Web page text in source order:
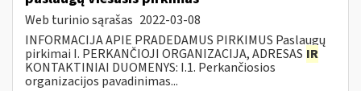
Web turinio sąrašas 2022-03-08
INFORMACIJA APIE PRADEDAMUS PIRKIMUS Paslaugų
pirkimai I. PERKANČIOJI ORGANIZACIJA, ADRESAS IR
KONTAKTINIAI DUOMENYS: I.1. Perkančiosios
organizacijos pavadinimas...